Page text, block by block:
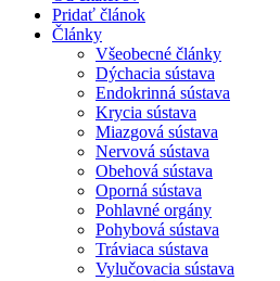
Pridať článok
Články
Všeobecné články
Dýchacia sústava
Endokrinná sústava
Krycia sústava
Miazgová sústava
Nervová sústava
Obehová sústava
Oporná sústava
Pohlavné orgány
Pohybová sústava
Tráviaca sústava
Vylučovacia sústava